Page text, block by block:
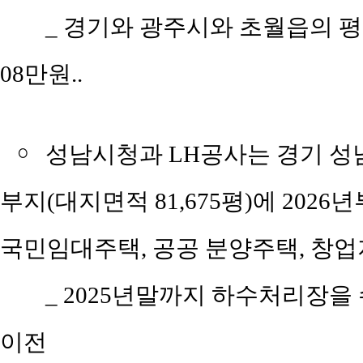
_ 경기와 광주시와 초월읍의
08만원..
￮
성남시청과 LH공사는 경기 성
부지(대지면적 81,675평)에 2026
국민임대주택, 공공 분양주택, 창
_ 2025년말까지 하수처리장
이전